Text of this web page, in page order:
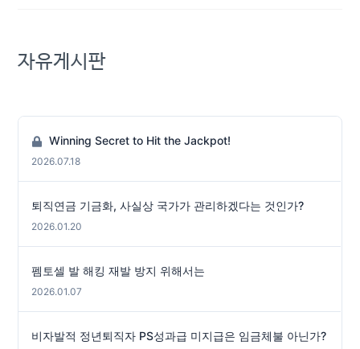
자유게시판
Winning Secret to Hit the Jackpot!
2026.07.18
퇴직연금 기금화, 사실상 국가가 관리하겠다는 것인가?
2026.01.20
펨토셀 발 해킹 재발 방지 위해서는
2026.01.07
비자발적 정년퇴직자 PS성과급 미지급은 임금체불 아닌가?